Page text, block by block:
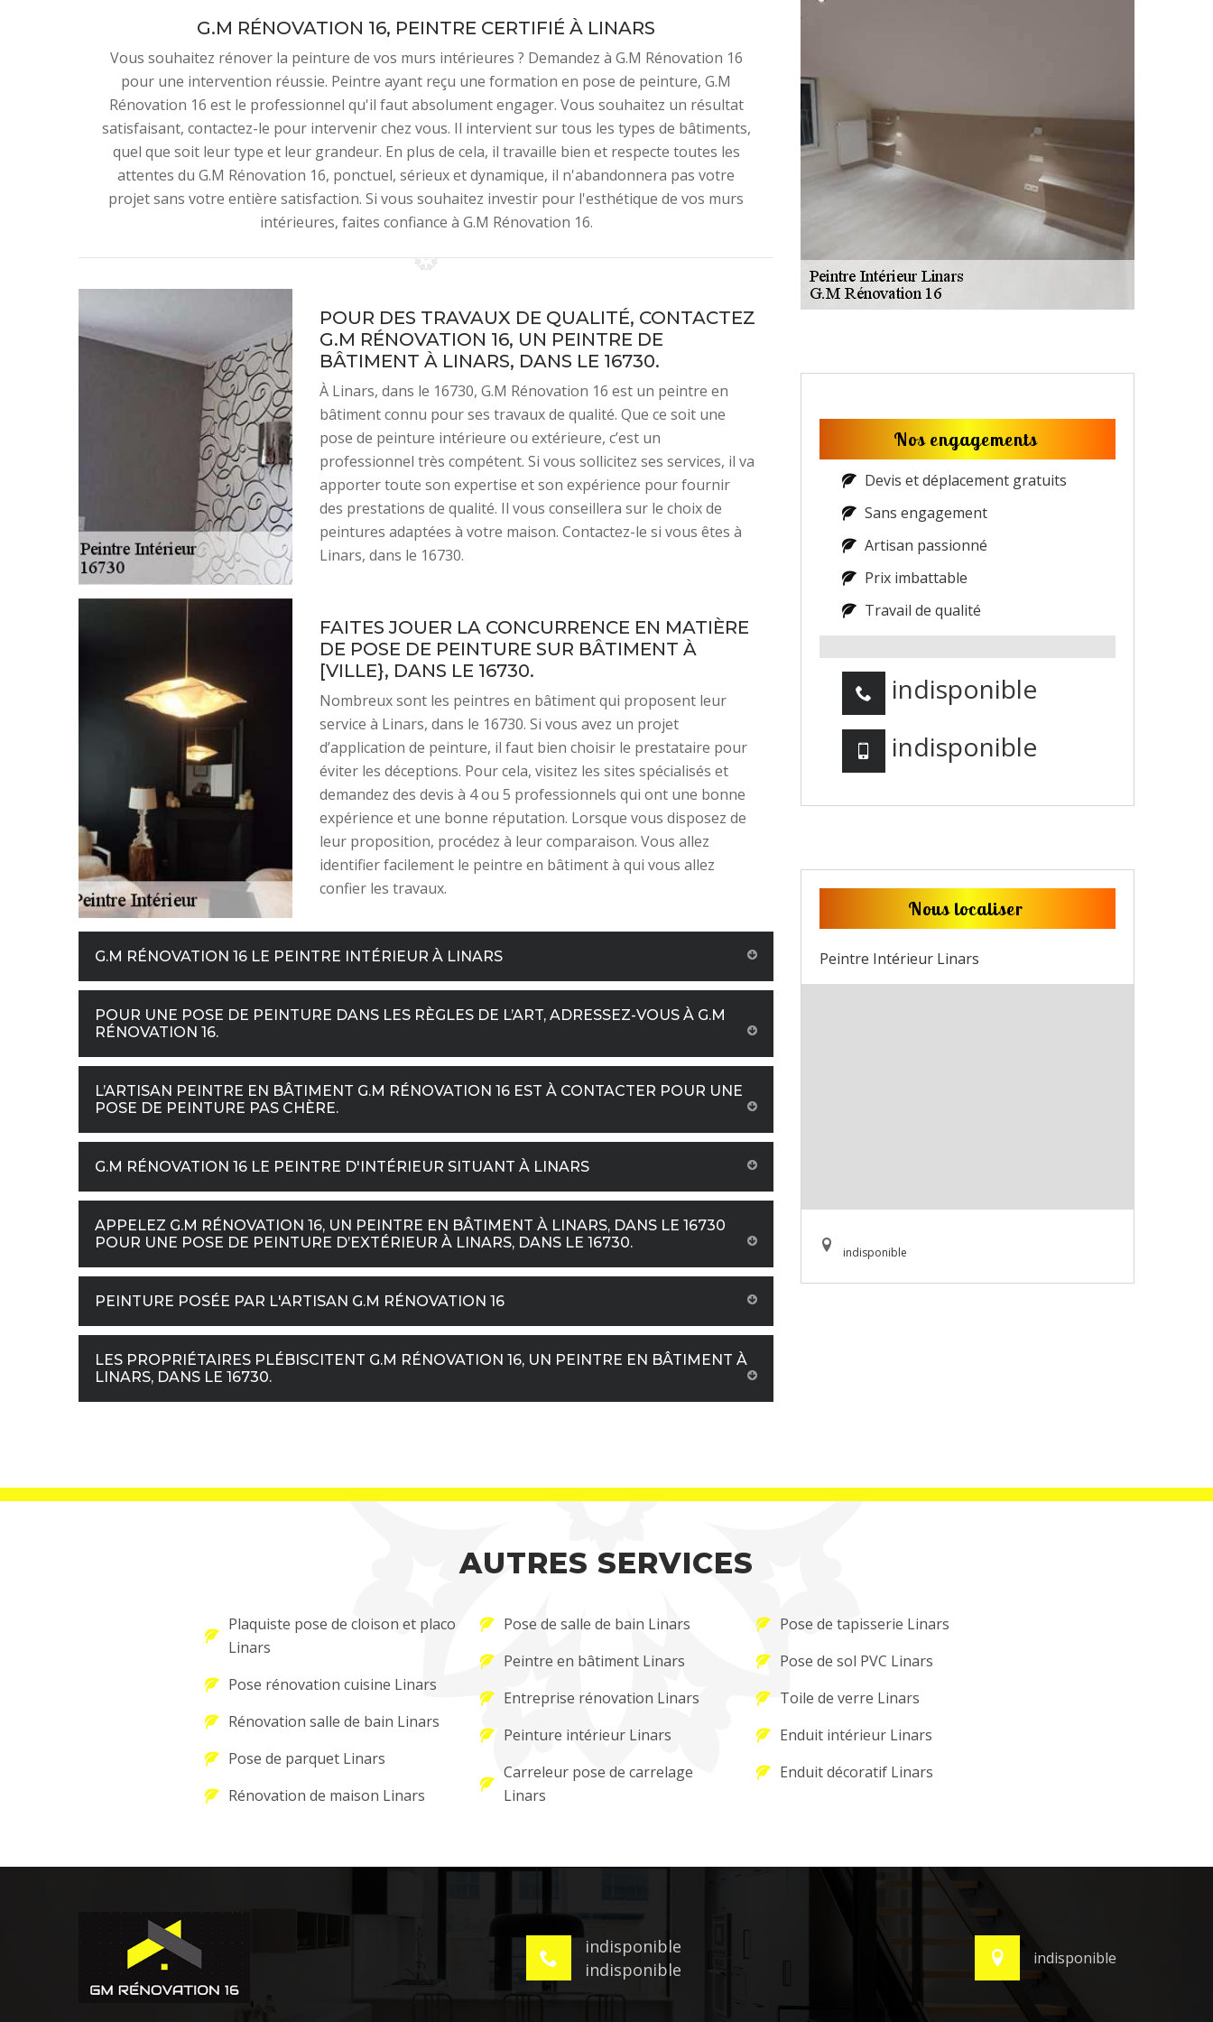
G.M RÉNOVATION 16, PEINTRE CERTIFIÉ À LINARS
Vous souhaitez rénover la peinture de vos murs intérieures ? Demandez à G.M Rénovation 16
pour une intervention réussie. Peintre ayant reçu une formation en pose de peinture, G.M
Rénovation 16 est le professionnel qu'il faut absolument engager. Vous souhaitez un résultat
satisfaisant, contactez-le pour intervenir chez vous. Il intervient sur tous les types de bâtiments,
quel que soit leur type et leur grandeur. En plus de cela, il travaille bien et respecte toutes les
attentes du G.M Rénovation 16, ponctuel, sérieux et dynamique, il n'abandonnera pas votre
projet sans votre entière satisfaction. Si vous souhaitez investir pour l'esthétique de vos murs
intérieures, faites confiance à G.M Rénovation 16.
POUR DES TRAVAUX DE QUALITÉ, CONTACTEZ
G.M RÉNOVATION 16, UN PEINTRE DE
BÂTIMENT À LINARS, DANS LE 16730.
À Linars, dans le 16730, G.M Rénovation 16 est un peintre en
bâtiment connu pour ses travaux de qualité. Que ce soit une
pose de peinture intérieure ou extérieure, c’est un
professionnel très compétent. Si vous sollicitez ses services, il va
apporter toute son expertise et son expérience pour fournir
des prestations de qualité. Il vous conseillera sur le choix de
peintures adaptées à votre maison. Contactez-le si vous êtes à
Linars, dans le 16730.
FAITES JOUER LA CONCURRENCE EN MATIÈRE
DE POSE DE PEINTURE SUR BÂTIMENT À
[VILLE}, DANS LE 16730.
Nombreux sont les peintres en bâtiment qui proposent leur
service à Linars, dans le 16730. Si vous avez un projet
d’application de peinture, il faut bien choisir le prestataire pour
éviter les déceptions. Pour cela, visitez les sites spécialisés et
demandez des devis à 4 ou 5 professionnels qui ont une bonne
expérience et une bonne réputation. Lorsque vous disposez de
leur proposition, procédez à leur comparaison. Vous allez
identifier facilement le peintre en bâtiment à qui vous allez
confier les travaux.
G.M RÉNOVATION 16 LE PEINTRE INTÉRIEUR À LINARS
POUR UNE POSE DE PEINTURE DANS LES RÈGLES DE L’ART, ADRESSEZ-VOUS À G.M
RÉNOVATION 16.
L’ARTISAN PEINTRE EN BÂTIMENT G.M RÉNOVATION 16 EST À CONTACTER POUR UNE
POSE DE PEINTURE PAS CHÈRE.
G.M RÉNOVATION 16 LE PEINTRE D'INTÉRIEUR SITUANT À LINARS
APPELEZ G.M RÉNOVATION 16, UN PEINTRE EN BÂTIMENT À LINARS, DANS LE 16730
POUR UNE POSE DE PEINTURE D’EXTÉRIEUR À LINARS, DANS LE 16730.
PEINTURE POSÉE PAR L'ARTISAN G.M RÉNOVATION 16
LES PROPRIÉTAIRES PLÉBISCITENT G.M RÉNOVATION 16, UN PEINTRE EN BÂTIMENT À
LINARS, DANS LE 16730.
Nos engagements
Devis et déplacement gratuits
Sans engagement
Artisan passionné
Prix imbattable
Travail de qualité
indisponible
indisponible
Nous localiser
Peintre Intérieur Linars
indisponible
AUTRES SERVICES
Plaquiste pose de cloison et placo
Linars
Pose rénovation cuisine Linars
Rénovation salle de bain Linars
Pose de parquet Linars
Rénovation de maison Linars
Pose de salle de bain Linars
Peintre en bâtiment Linars
Entreprise rénovation Linars
Peinture intérieur Linars
Carreleur pose de carrelage
Linars
Pose de tapisserie Linars
Pose de sol PVC Linars
Toile de verre Linars
Enduit intérieur Linars
Enduit décoratif Linars
indisponible
indisponible
indisponible